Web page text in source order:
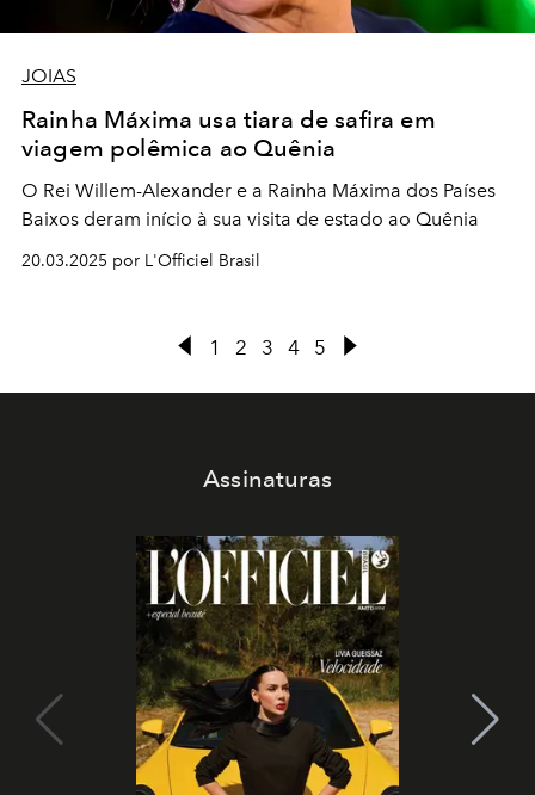
JOIAS
Rainha Máxima usa tiara de safira em
viagem polêmica ao Quênia
O Rei Willem-Alexander e a Rainha Máxima dos Países
Baixos deram início à sua visita de estado ao Quênia
20.03.2025 por L'Officiel Brasil
1 2 3 4 5
Assinaturas